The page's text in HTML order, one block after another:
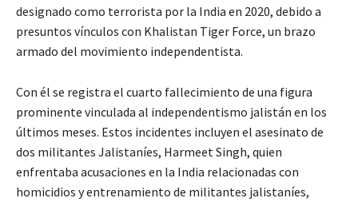
designado como terrorista por la India en 2020, debido a
presuntos vínculos con Khalistan Tiger Force, un brazo
armado del movimiento independentista.
Con él se registra el cuarto fallecimiento de una figura
prominente vinculada al independentismo jalistán en los
últimos meses. Estos incidentes incluyen el asesinato de
dos militantes Jalistaníes, Harmeet Singh, quien
enfrentaba acusaciones en la India relacionadas con
homicidios y entrenamiento de militantes jalistaníes,